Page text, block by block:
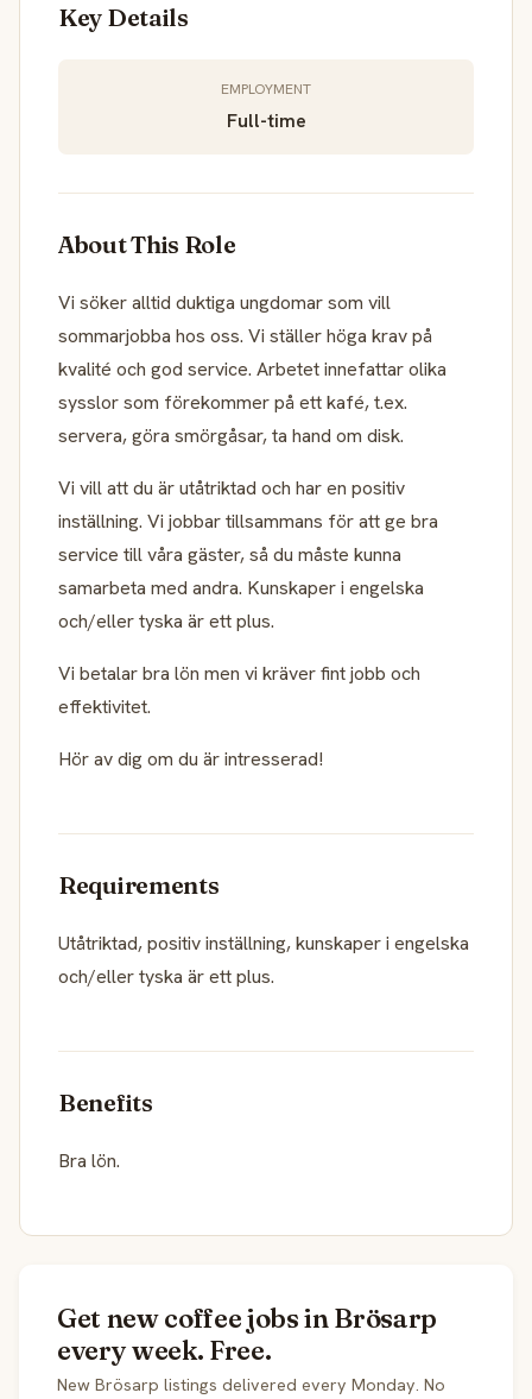
Key Details
EMPLOYMENT
Full-time
About This Role
Vi söker alltid duktiga ungdomar som vill
sommarjobba hos oss. Vi ställer höga krav på
kvalité och god service. Arbetet innefattar olika
sysslor som förekommer på ett kafé, t.ex.
servera, göra smörgåsar, ta hand om disk.
Vi vill att du är utåtriktad och har en positiv
inställning. Vi jobbar tillsammans för att ge bra
service till våra gäster, så du måste kunna
samarbeta med andra. Kunskaper i engelska
och/eller tyska är ett plus.
Vi betalar bra lön men vi kräver fint jobb och
effektivitet.
Hör av dig om du är intresserad!
Requirements
Utåtriktad, positiv inställning, kunskaper i engelska
och/eller tyska är ett plus.
Benefits
Bra lön.
Get new coffee jobs in Brösarp
every week. Free.
New Brösarp listings delivered every Monday. No